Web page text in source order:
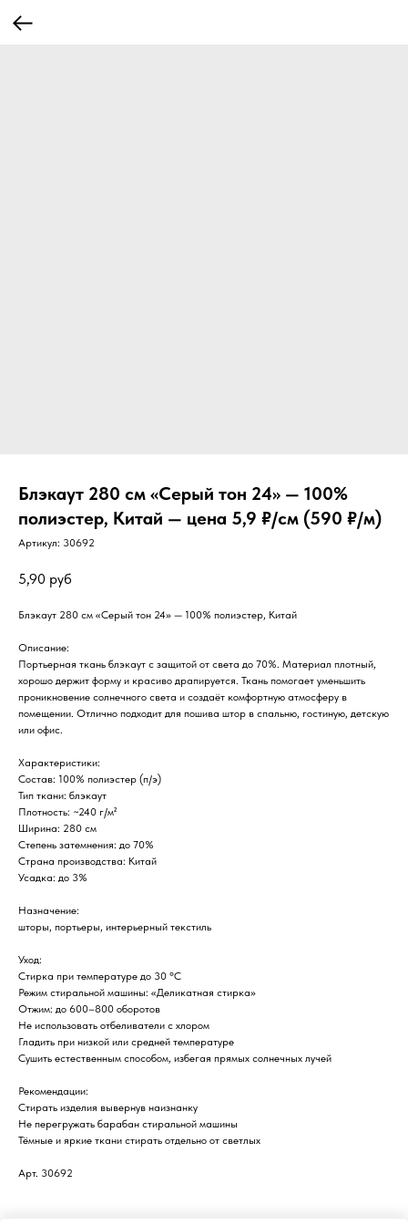
Блэкаут 280 см «Серый тон 24» — 100%
полиэстер, Китай — цена 5,9 ₽/см (590 ₽/м)
Артикул: 30692
5,90 руб
Блэкаут 280 см «Серый тон 24» — 100% полиэстер, Китай
Описание:
Портьерная ткань блэкаут с защитой от света до 70%. Материал плотный,
хорошо держит форму и красиво драпируется. Ткань помогает уменьшить
проникновение солнечного света и создаёт комфортную атмосферу в
помещении. Отлично подходит для пошива штор в спальню, гостиную, детскую
или офис.
Характеристики:
Состав: 100% полиэстер (п/э)
Тип ткани: блэкаут
Плотность: ~240 г/м²
Ширина: 280 см
Степень затемнения: до 70%
Страна производства: Китай
Усадка: до 3%
Назначение:
шторы, портьеры, интерьерный текстиль
Уход:
Стирка при температуре до 30 °C
Режим стиральной машины: «Деликатная стирка»
Отжим: до 600–800 оборотов
Не использовать отбеливатели с хлором
Гладить при низкой или средней температуре
Сушить естественным способом, избегая прямых солнечных лучей
Рекомендации:
Стирать изделия вывернув наизнанку
Не перегружать барабан стиральной машины
Тёмные и яркие ткани стирать отдельно от светлых
Арт. 30692